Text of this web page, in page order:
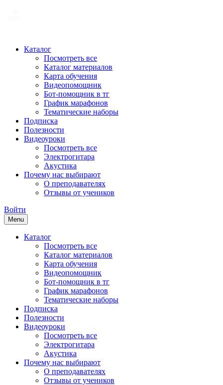
Каталог
Посмотреть все
Каталог материалов
Карта обучения
Видеопомощник
Бот-помощник в тг
График марафонов
Тематические наборы
Подписка
Полезности
Видеоуроки
Посмотреть все
Электрогитара
Акустика
Почему нас выбирают
О преподавателях
Отзывы от учеников
Войти
Menu
Каталог
Посмотреть все
Каталог материалов
Карта обучения
Видеопомощник
Бот-помощник в тг
График марафонов
Тематические наборы
Подписка
Полезности
Видеоуроки
Посмотреть все
Электрогитара
Акустика
Почему нас выбирают
О преподавателях
Отзывы от учеников